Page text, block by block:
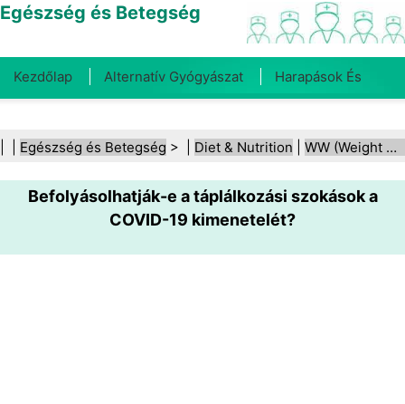
Egészség és Betegség
Kezdőlap Alternatív Gyógyászat Harapások És
Fogegészség Diéta És Táplálkozás Családi
Egészség Egészségügyi Ágazat Mentális Egészség
Egészség és Betegség > | Diet & Nutrition WW (Weight Watchers)
Befolyásolhatják-e a táplálkozási szokások a
COVID-19 kimenetelét?